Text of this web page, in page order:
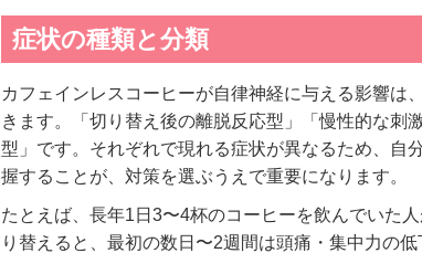
症状の種類と分類
カフェインレスコーヒーが自律神経に与える影響は
きます。「切り替え後の離脱反応型」「慢性的な刺
型」です。それぞれで現れる症状が異なるため、自
握することが、対策を選ぶうえで重要になります。
たとえば、長年1日3〜4杯のコーヒーを飲んでいた
り替えると、最初の数日〜2週間は頭痛・集中力の